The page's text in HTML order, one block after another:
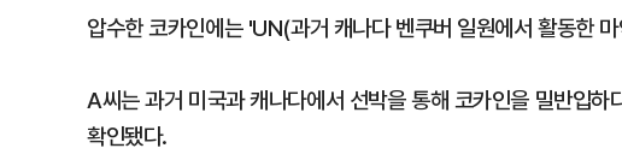
압수한 코카인에는 'UN(과거 캐나다 벤쿠버 일원에서 활동한
A씨는 과거 미국과 캐나다에서 선박을 통해 코카인을 밀반입
확인됐다.